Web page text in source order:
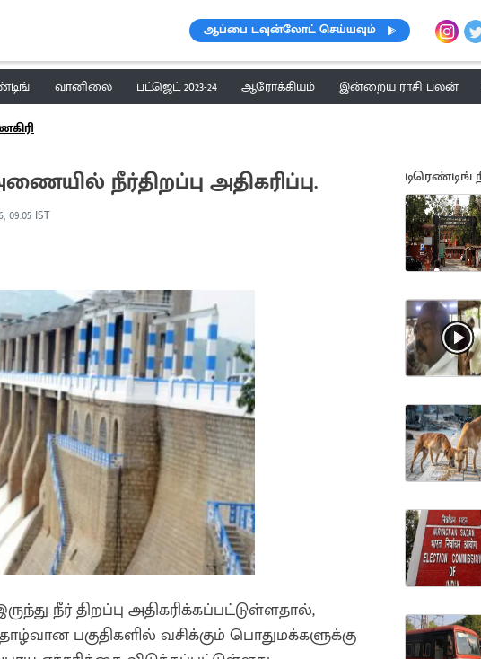
ஆப்பை டவுன்லோட் செய்யவும்
வானிலை பட்ஜெட் 2023-24 ஆரோக்கியம் இன்றைய ராசி பலன்
நீர்திறப்பு அதிகரிப்பு.
09:05 IST
நீர் திறப்பு அதிகரிக்கப்பட்டுள்ளதால்,
பகுதிகளில் வசிக்கும் பொதுமக்களுக்கு
டிரெண்டிங்